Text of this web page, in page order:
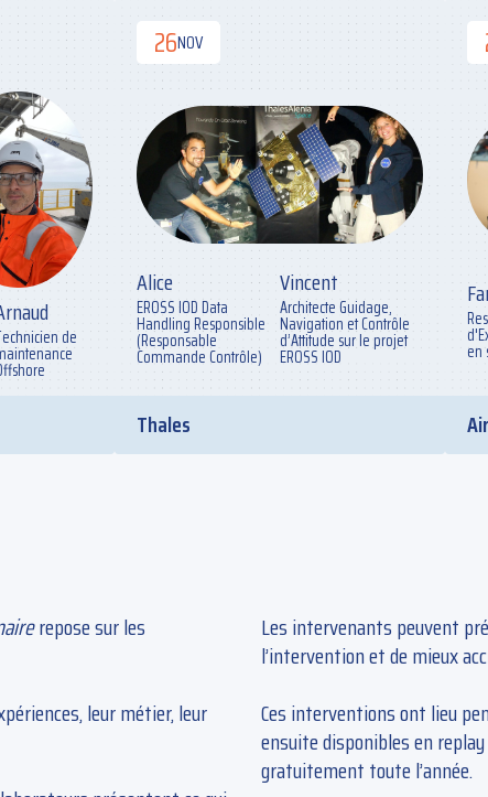
de
26NOV
Alice
EROSS IOD Data
Handling Responsible
(Responsable
Commande Contrôle)
Vincent
Architecte Guidage,
Navigation et Contrôle
d’Attitude sur le projet
EROSS IOD
Thales
en
repose sur les
leur métier, leur
Les intervenants peuvent
l’intervention et de mieux
Ces interventions ont lieu
ensuite disponibles en
gratuitement toute l’année.